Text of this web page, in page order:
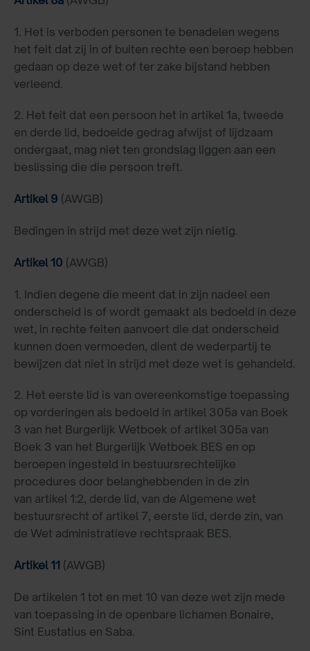
1. Het is verboden personen te benadelen wegens
het feit dat zij in of buiten rechte een beroep hebben
gedaan op deze wet of ter zake bijstand hebben
verleend.
2. Het feit dat een persoon het in artikel 1a, tweede
en derde lid, bedoelde gedrag afwijst of lijdzaam
ondergaat, mag niet ten grondslag liggen aan een
beslissing die die persoon treft.
Artikel 9 (AWGB)
Bedingen in strijd met deze wet zijn nietig.
Artikel 10 (AWGB)
1. Indien degene die meent dat in zijn nadeel een
onderscheid is of wordt gemaakt als bedoeld in deze
wet, in rechte feiten aanvoert die dat onderscheid
kunnen doen vermoeden, dient de wederpartij te
bewijzen dat niet in strijd met deze wet is gehandeld.
2. Het eerste lid is van overeenkomstige toepassing
op vorderingen als bedoeld in artikel 305a van Boek
3 van het Burgerlijk Wetboek of artikel 305a van
Boek 3 van het Burgerlijk Wetboek BES en op
beroepen ingesteld in bestuursrechtelijke
procedures door belanghebbenden in de zin
van artikel 1:2, derde lid, van de Algemene wet
bestuursrecht of artikel 7, eerste lid, derde zin, van
de Wet administratieve rechtspraak BES.
Artikel 11 (AWGB)
De artikelen 1 tot en met 10 van deze wet zijn mede
van toepassing in de openbare lichamen Bonaire,
Sint Eustatius en Saba.